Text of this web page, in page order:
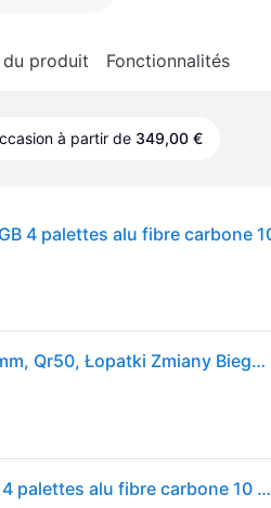
produit Fonctionnalités
à partir de 349,00 €
Simagic Kierownica Gt Neo 300mm, Qr50, Łopatki Zmiany Biegów+sprzęgło, S214
Volant Simagic GT Neo LED RGB 4 palettes alu fibre carbone 10 boutons PC